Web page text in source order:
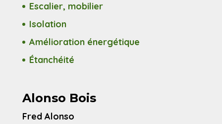
Escalier, mobilier
Isolation
Amélioration énergétique
Étanchéité
Alonso Bois
Fred Alonso